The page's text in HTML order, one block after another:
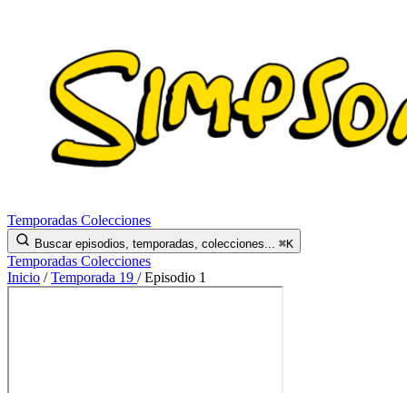
Temporadas Colecciones
Buscar episodios, temporadas, colecciones... ⌘K
Temporadas Colecciones
Inicio / Temporada 19 / Episodio 1